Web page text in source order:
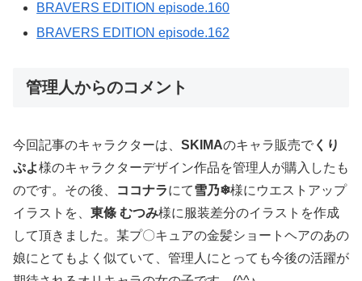
BRAVERS EDITION episode.160
BRAVERS EDITION episode.162
管理人からのコメント
今回記事のキャラクターは、 SKIMAのキャラ販売で くり
ぷよ様のキャラクターデザイン作品を管理人が購入したも
のです。その後、
ココナラにて雪乃❄様にウエストアップ
イラストを、 東條 むつみ様に服装差分のイラストを作成
して頂きました。某プ〇キュアの金髪ショートヘアのあの
娘にとてもよく似ていて、管理人にとっても今後の活躍が